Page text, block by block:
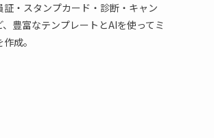
証・スタンプカード・診断・キャン
、豊富なテンプレートとAIを使ってミ
成。